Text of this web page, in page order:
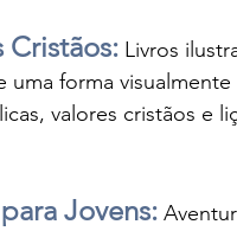
Cristãos: Livros
uma forma
valores cristãos e
Jovens: